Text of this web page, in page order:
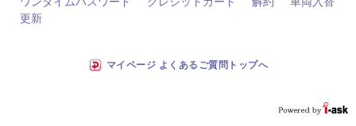
更新
マイページ よくあるご質問トップへ